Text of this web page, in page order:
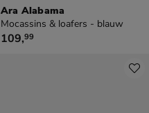
Ara Alabama
Mocassins & loafers - blauw
€ 109,99
109,99